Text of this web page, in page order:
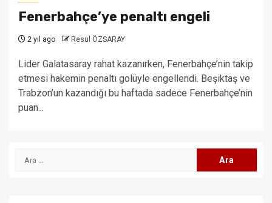
Fenerbahçe’ye penaltı engeli
2 yıl ago Resul ÖZSARAY
Lider Galatasaray rahat kazanırken, Fenerbahçe’nin takip
etmesi hakemin penaltı golüyle engellendi. Beşiktaş ve
Trabzon’un kazandığı bu haftada sadece Fenerbahçe’nin
puan...
Arama: